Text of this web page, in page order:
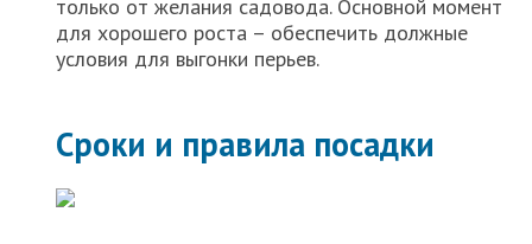
только от желания садовода. Основной момент
для хорошего роста – обеспечить должные
условия для выгонки перьев.
Сроки и правила посадки